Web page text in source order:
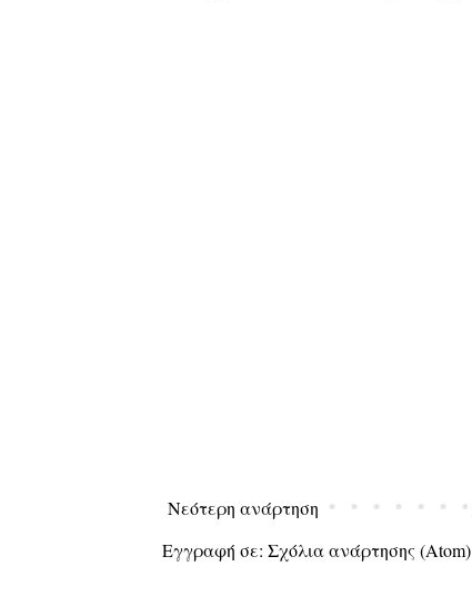
Νεότερη ανάρτηση
Εγγραφή σε: Σχόλια ανάρτησης (Atom)